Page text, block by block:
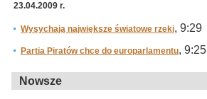
23.04.2009 r.
Wysychają największe światowe rzeki, 9:29
Partia Piratów chce do europarlamentu, 9:25
Nowsze